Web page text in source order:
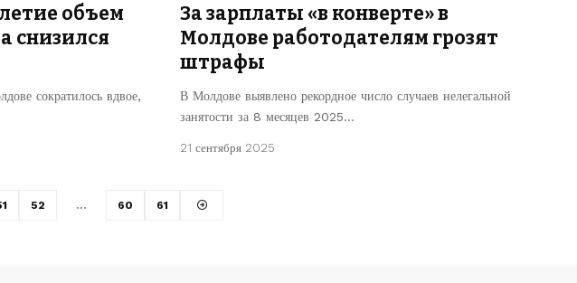
объем
снизился
сократилось вдвое,
За зарплаты «в конверте» в
Молдове работодателям грозят
штрафы
В Молдове выявлено рекордное число случаев нелегальной
занятости за 8 месяцев 2025…
21 сентября 2025
52 … 60 61